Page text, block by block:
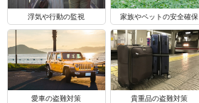
浮気や行動の監視 家族やペットの安全確保
愛車の盗難対策 貴重品の盗難対策